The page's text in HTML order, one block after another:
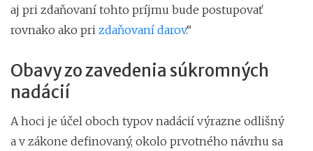
aj pri zdaňovaní tohto príjmu bude postupovať
rovnako ako pri zdaňovaní darov.“
Obavy zo zavedenia súkromných
nadácií
A hoci je účel oboch typov nadácií výrazne odlišný
a v zákone definovaný, okolo prvotného návrhu sa